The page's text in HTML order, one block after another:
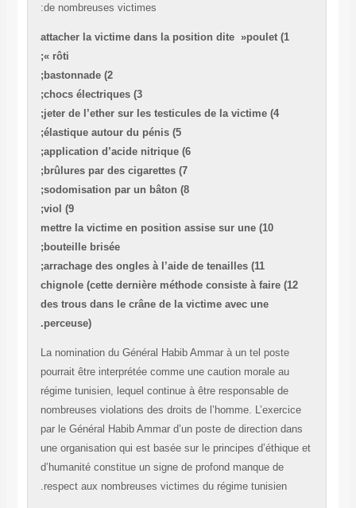
de nombreuses victimes:
1) attacher la victime dans la position dite »poulet
10) mettre la victime en position assise sur une
bouteille brisée;
12) chignole (cette dernière méthode consiste à faire
des trous dans le crâne de la victime avec une
La nomination du Général Habib Ammar à un tel poste
pourrait être interprétée comme une caution morale au
régime tunisien, lequel continue à être responsable de
nombreuses violations des droits de l’homme.
par le Général Habib Ammar d’un poste de direction
une organisation qui est basée sur le principes
d’humanité constitue un signe de profond manque de
respect aux nombreuses victimes du régime tunisien.